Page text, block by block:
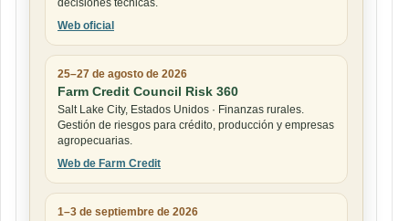
decisiones técnicas.
Web oficial
25–27 de agosto de 2026
Farm Credit Council Risk 360
Salt Lake City, Estados Unidos · Finanzas rurales.
Gestión de riesgos para crédito, producción y empresas
agropecuarias.
Web de Farm Credit
1–3 de septiembre de 2026